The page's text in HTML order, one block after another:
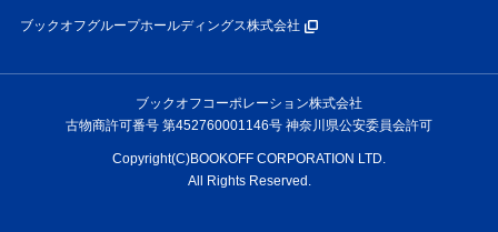
ブックオフグループホールディングス株式会社
ブックオフコーポレーション株式会社
古物商許可番号 第452760001146号 神奈川県公安委員会許可
Copyright(C)BOOKOFF CORPORATION LTD.
All Rights Reserved.